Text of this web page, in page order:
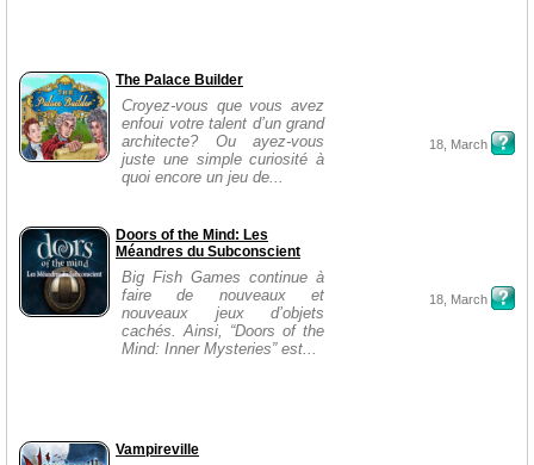
The Palace Builder
Croyez-vous que vous avez
enfoui votre talent d’un grand
architecte? Ou ayez-vous
juste une simple curiosité à
quoi encore un jeu de...
18, March
Doors of the Mind: Les
Méandres du Subconscient
Big Fish Games continue à
faire de nouveaux et
nouveaux jeux d’objets
cachés. Ainsi, “Doors of the
Mind: Inner Mysteries” est...
18, March
Vampireville